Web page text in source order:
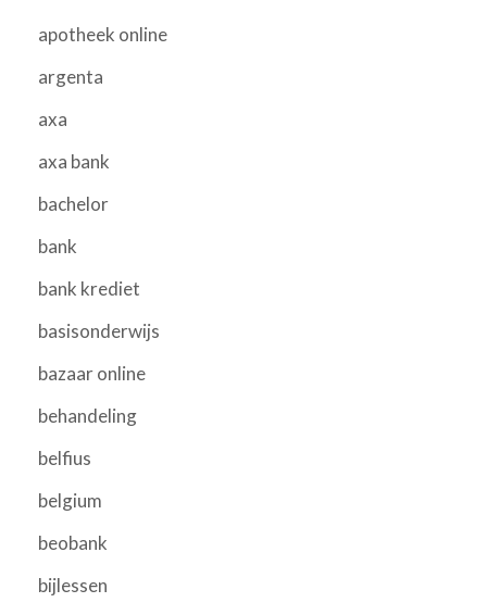
apotheek online
argenta
axa
axa bank
bachelor
bank
bank krediet
basisonderwijs
bazaar online
behandeling
belfius
belgium
beobank
bijlessen